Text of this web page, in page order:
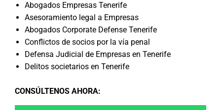
Abogados Empresas Tenerife
Asesoramiento legal a Empresas
Abogados Corporate Defense Tenerife
Conflictos de socios por la vía penal
Defensa Judicial de Empresas en Tenerife
Delitos societarios en Tenerife
CONSÚLTENOS AHORA: